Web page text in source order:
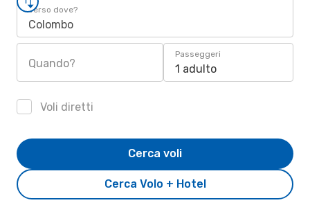
Verso dove?
Colombo
Quando?
Passeggeri
1 adulto
Voli diretti
Cerca Volo + Hotel
Cerca voli